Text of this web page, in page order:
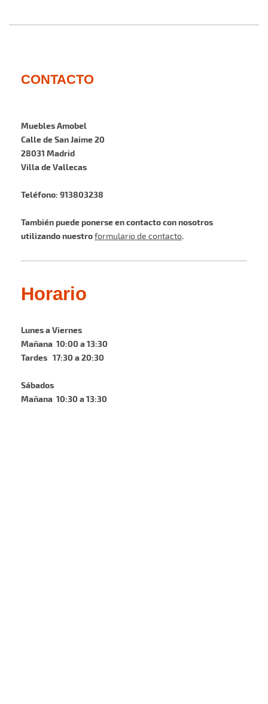
CONTACTO
Muebles Amobel
Calle de San Jaime 20
28031 Madrid
Villa de Vallecas
Teléfono: 913803238
También puede ponerse en contacto con nosotros
utilizando nuestroformulario de contacto.
Horario
Lunes a Viernes
Mañana 10:00 a 13:30
Tardes 17:30 a 20:30
Sábados
Mañana 10:30 a 13:30